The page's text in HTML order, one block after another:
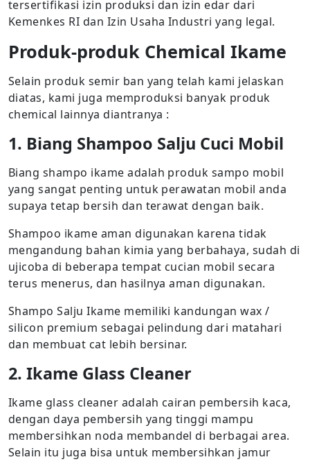
tersertifikasi izin produksi dan izin edar dari
Kemenkes RI dan Izin Usaha Industri yang legal.
Produk-produk Chemical Ikame
Selain produk semir ban yang telah kami jelaskan
diatas, kami juga memproduksi banyak produk
chemical lainnya diantranya :
1. Biang Shampoo Salju Cuci Mobil
Biang shampo ikame adalah produk sampo mobil
yang sangat penting untuk perawatan mobil anda
supaya tetap bersih dan terawat dengan baik.
Shampoo ikame aman digunakan karena tidak
mengandung bahan kimia yang berbahaya, sudah di
ujicoba di beberapa tempat cucian mobil secara
terus menerus, dan hasilnya aman digunakan.
Shampo Salju Ikame memiliki kandungan wax /
silicon premium sebagai pelindung dari matahari
dan membuat cat lebih bersinar.
2. Ikame Glass Cleaner
Ikame glass cleaner adalah cairan pembersih kaca,
dengan daya pembersih yang tinggi mampu
membersihkan noda membandel di berbagai area.
Selain itu juga bisa untuk membersihkan jamur